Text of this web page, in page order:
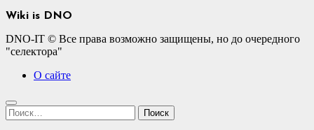
Wiki is DNO
DNO-IT © Все права возможно защищены, но до очередного
"селектора"
О сайте
Найти: